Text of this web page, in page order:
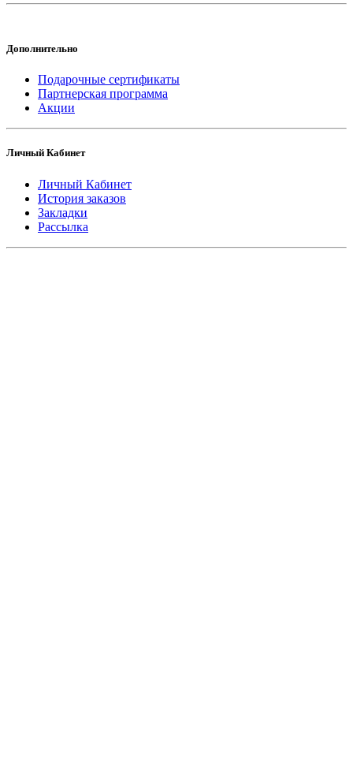
Дополнительно
Подарочные сертификаты
Партнерская программа
Акции
Личный Кабинет
Личный Кабинет
История заказов
Закладки
Рассылка